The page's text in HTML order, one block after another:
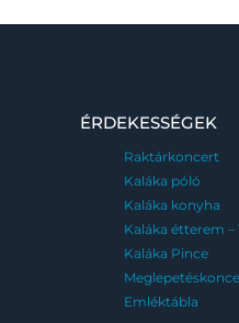
ÉRDEKESSÉGEK
Raktárkoncert
Kaláka póló
Kaláka konyha
Kaláka étterem –
Kaláka Pince
Emléktábla